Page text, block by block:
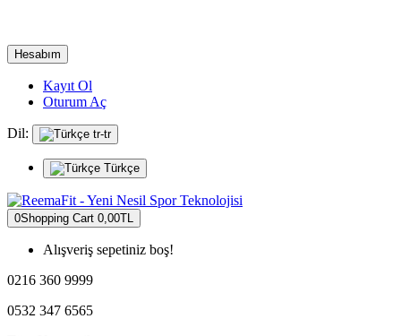
Hesabım
Kayıt Ol
Oturum Aç
Dil: tr-tr
Türkçe
0Shopping Cart 0,00TL
Alışveriş sepetiniz boş!
0216 360 9999
0532 347 6565